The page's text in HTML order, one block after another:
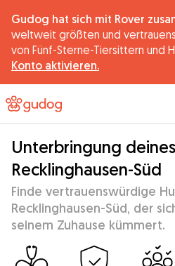
Gudog hat sich mit Rover
weltweit größten und
von Fünf-Sterne-Tiersittern und
Konto aktivieren.
Unterbringung
Recklinghausen-Süd
Finde vertrauenswürdige
Recklinghausen-Süd, der
seinem Zuhause kümmert.